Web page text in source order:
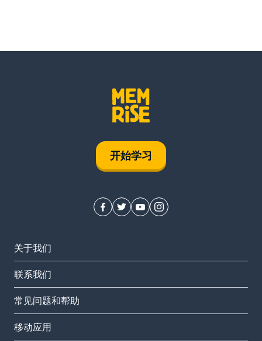
开始学习
关于我们
联系我们
常见问题和帮助
移动应用